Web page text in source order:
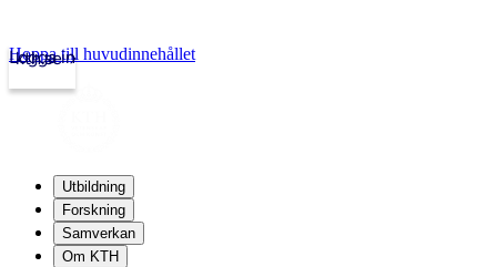
kth.se
Logga in
Hoppa till huvudinnehållet
Utbildning
Forskning
Samverkan
Om KTH